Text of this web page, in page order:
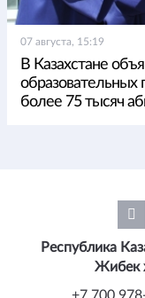
07 августа, 15:19
В Казахстане
образовательных
более 75 тысяч
Республика
Жибек